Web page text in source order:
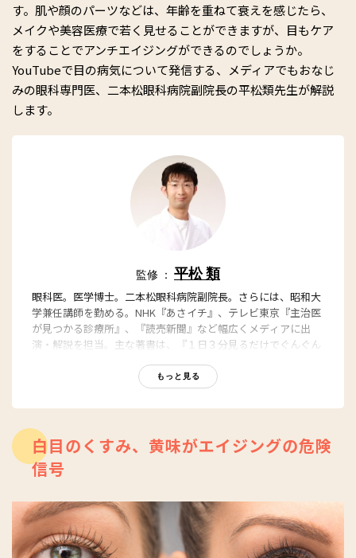
す。肌や顔のパーツなどは、年齢を重ねて衰えを感じたら、
メイクや美容医療で若く見せることができますが、目もケア
をすることでアンチエイジングができるのでしょうか。
YouTubeで目の病気について発信する、メディアでもおなじ
みの眼科専門医、二本松眼科病院副院長の平松類先生が解説
します。
監修 ： 平松 類
眼科医。医学博士。二本松眼科病院副院長。さらには、昭和大
学兼任講師を勤める。NHK『あさイチ』、テレビ東京『主治医
が見つかる診療所』、『読売新聞』など幅広くメディアに出
演・解説を担当。主な著書は、『１日３分見るだけでぐんぐん
『老眼のウソ』（時事通信社）ほか多数。
もっと見る
白目のくすみ、黄味がエイジングの危険
信号